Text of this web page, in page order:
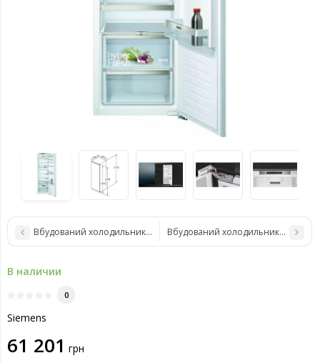
Вбудований холодильник Siemens KI86SHDD0Вбудований холодильник Siemens
В наличии
0
Siemens
61 201 грн